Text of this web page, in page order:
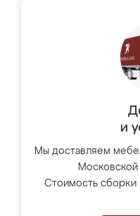
и
Мы доставляем
Московской
Стоимость сборки